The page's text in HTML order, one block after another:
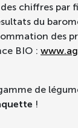
chiffres par
du
des
BIO :
de
!